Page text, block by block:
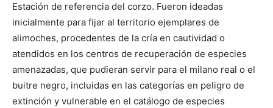
Estación de referencia del corzo. Fueron ideadas
inicialmente para fijar al territorio ejemplares de
alimoches, procedentes de la cría en cautividad o
atendidos en los centros de recuperación de especies
amenazadas, que pudieran servir para el milano real o el
buitre negro, incluidas en las categorías en peligro de
extinción y vulnerable en el catálogo de especies